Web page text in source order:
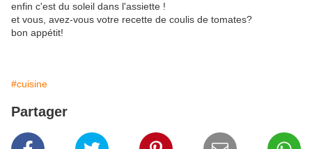
enfin c'est du soleil dans l'assiette !
et vous, avez-vous votre recette de coulis de tomates?
bon appétit!
#cuisine
Partager